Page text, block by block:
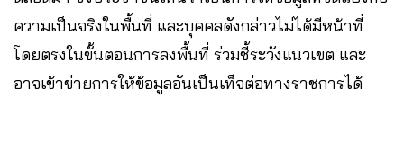
ความเป็นจริงในพื้นที่ และบุคคลดังกล่าวไม่ได้มีหน้าที่
โดยตรงในขั้นตอนการลงพื้นที่ ร่วมชี้ระวังแนวเขต และ
อาจเข้าข่ายการให้ข้อมูลอันเป็นเท็จต่อทางราชการได้